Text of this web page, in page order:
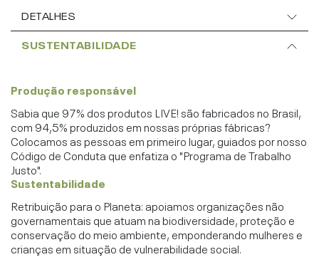
DETALHES
SUSTENTABILIDADE
Produção responsável
Sabia que 97% dos produtos LIVE! são fabricados no Brasil,
com 94,5% produzidos em nossas próprias fábricas?
Colocamos as pessoas em primeiro lugar, guiados por nosso
Código de Conduta que enfatiza o "Programa de Trabalho
Justo".
Sustentabilidade
Retribuição para o Planeta: apoiamos organizações não
governamentais que atuam na biodiversidade, proteção e
conservação do meio ambiente, emponderando mulheres e
crianças em situação de vulnerabilidade social.